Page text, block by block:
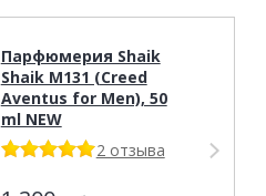
Парфюмерия Shaik
Shaik M131 (Creed
Aventus for Men), 50
ml NEW
2 отзыва